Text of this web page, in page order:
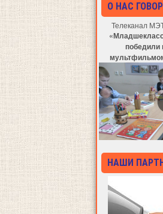
О НАС
Телеканал
победили
НАШИ